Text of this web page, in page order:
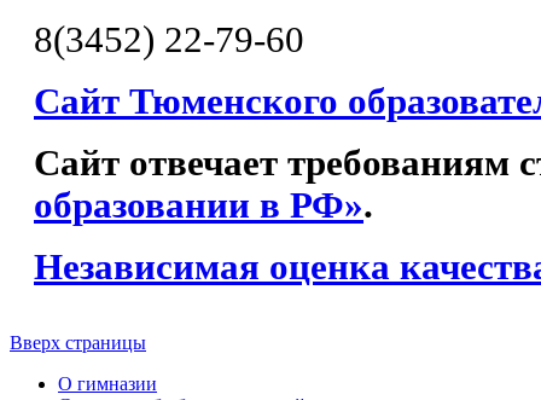
8(3452) 22-79-60
Сайт Тюменского
Сайт отвечает требованиям
образовании в РФ».
Независимая оценка
Вверх страницы
О гимназии